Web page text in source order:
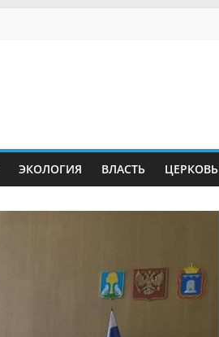
ЭКОЛОГИЯ ВЛАСТЬ ЦЕРКОВЬ